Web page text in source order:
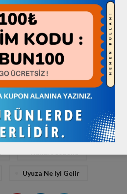
Kaşıntı Sabunu
Uyuza Ne Iyi Gelir